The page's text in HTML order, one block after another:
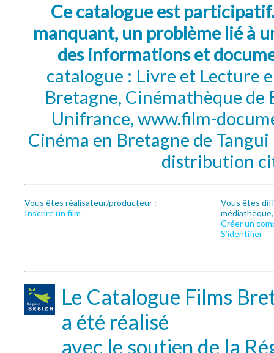
Ce catalogue est
manquant, un problème lié à
des informations et
catalogue : Livre et Lecture
Bretagne, Cinémathèque de
Unifrance, www.film-
Cinéma en Bretagne de
distribution
Vous êtes réalisateur/producteur :
Inscrire un film
Vous êtes
Créer un
S’identifier
Le Catalogue Films
a été réalisé
avec le soutien de la